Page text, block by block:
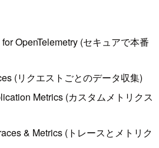
OpenTelemetry (セキュアで本番
(リクエストごとのデータ収集)
Metrics (カスタムメトリクス
& Metrics (トレースとメトリク